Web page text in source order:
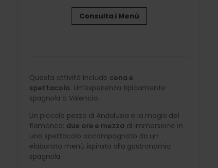
Consulta i Menú
Questa attività include cena e
spettacolo. Un’esperienza tipicamente
spagnola a Valencia.
Un piccolo pezzo di Andalusia e la magia del
flamenco: due ore e mezza di immersione in
uno spettacolo accompagnato da un
elaborato menù ispirato alla gastronomia
spagnola.